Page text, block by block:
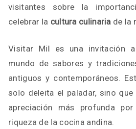
visitantes sobre la
celebrar la cultura culinaria de la
Visitar Mil es una invitación
mundo de sabores y
antiguos y contemporáneos.
solo deleita el paladar, sino
apreciación más profunda
riqueza de la cocina andina.